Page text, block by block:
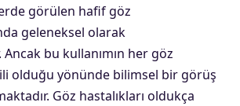
görülen hafif göz
geleneksel olarak
Ancak bu kullanımın her göz
olduğu yönünde bilimsel bir görüş
Göz hastalıkları oldukça